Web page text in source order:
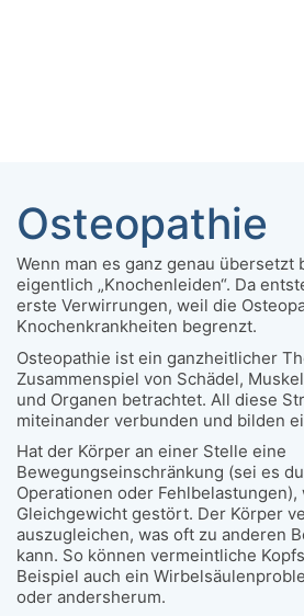
Osteopathie
Wenn man es ganz genau übersetzt
eigentlich „Knochenleiden“. Da
erste Verwirrungen, weil die
Knochenkrankheiten begrenzt.
Osteopathie ist ein ganzheitlicher
Zusammenspiel von Schädel,
und Organen betrachtet. All diese
miteinander verbunden und bilden
Hat der Körper an einer Stelle eine
Bewegungseinschränkung (sei es
Operationen oder Fehlbelastungen),
Gleichgewicht gestört. Der Körper
auszugleichen, was oft zu anderen
kann. So können vermeintliche
Beispiel auch ein
oder andersherum.